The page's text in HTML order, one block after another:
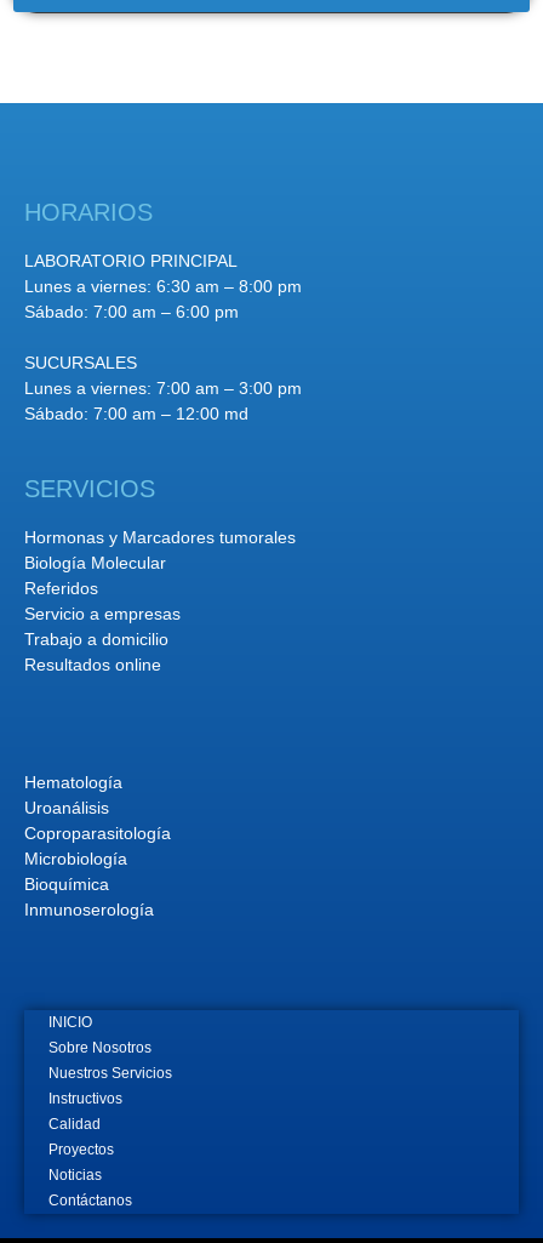
HORARIOS
LABORATORIO PRINCIPAL
Lunes a viernes: 6:30 am – 8:00 pm
Sábado: 7:00 am – 6:00 pm
SUCURSALES
Lunes a viernes: 7:00 am – 3:00 pm
Sábado: 7:00 am – 12:00 md
SERVICIOS
Hormonas y Marcadores tumorales
Biología Molecular
Referidos
Servicio a empresas
Trabajo a domicilio
Resultados online
Hematología
Uroanálisis
Coproparasitología
Microbiología
Bioquímica
Inmunoserología
INICIO
Sobre Nosotros
Nuestros Servicios
Instructivos
Calidad
Proyectos
Noticias
Contáctanos